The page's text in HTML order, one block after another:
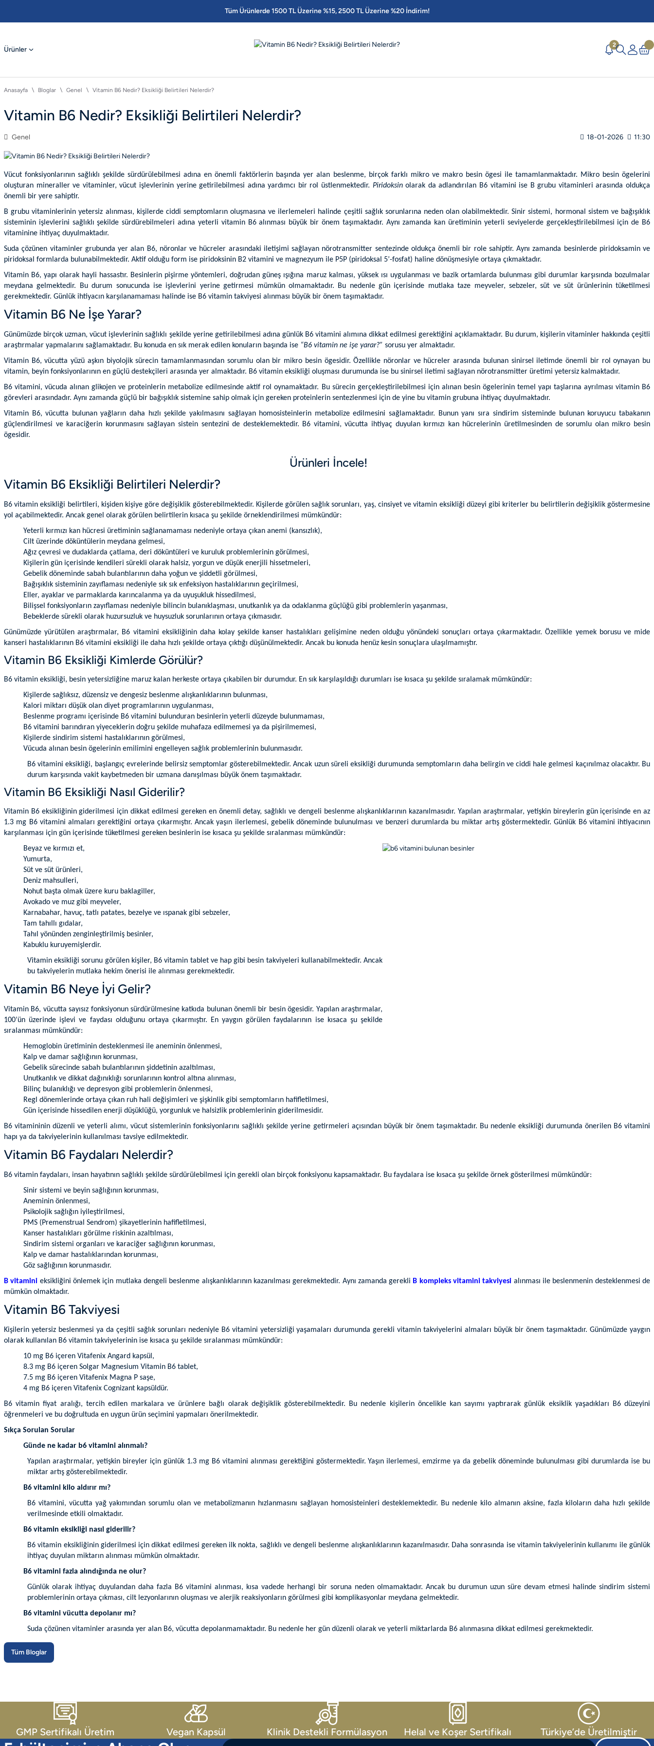
Tüm Ürünlerde 1500 TL Üzerine %15, 2500 TL Üzerine %20 İndirim!
Ürünler
2
Anasayfa Bloglar Genel Vitamin B6 Nedir? Eksikliği Belirtileri Nelerdir?
Vitamin B6 Nedir? Eksikliği Belirtileri Nelerdir?
Genel 18-01-2026 11:30
Vücut fonksiyonlarının sağlıklı şekilde sürdürülebilmesi adına en önemli faktörlerin başında yer alan beslenme, birçok farklı mikro ve makro besin ögesi ile tamamlanmaktadır. Mikro besin ögelerini
oluşturan mineraller ve vitaminler, vücut işlevlerinin yerine getirilebilmesi adına yardımcı bir rol üstlenmektedir. Piridoksinolarak da adlandırılan B6 vitamini ise B grubu vitaminleri arasında oldukça
önemli bir yere sahiptir.
B grubu vitaminlerinin yetersiz alınması, kişilerde ciddi semptomların oluşmasına ve ilerlemeleri halinde çeşitli sağlık sorunlarına neden olan olabilmektedir. Sinir sistemi, hormonal sistem ve bağışıklık
sisteminin işlevlerini sağlıklı şekilde sürdürebilmeleri adına yeterli vitamin B6 alınması büyük bir önem taşımaktadır. Aynı zamanda kan üretiminin yeterli seviyelerde gerçekleştirilebilmesi için de B6
vitaminine ihtiyaç duyulmaktadır.
Suda çözünen vitaminler grubunda yer alan B6, nöronlar ve hücreler arasındaki iletişimi sağlayan nörotransmitter sentezinde oldukça önemli bir role sahiptir. Aynı zamanda besinlerde piridoksamin ve
piridoksal formlarda bulunabilmektedir. Aktif olduğu form ise piridoksinin B2 vitamini ve magnezyum ile P5P (piridoksal 5’-fosfat) haline dönüşmesiyle ortaya çıkmaktadır.
Vitamin B6, yapı olarak hayli hassastır. Besinlerin pişirme yöntemleri, doğrudan güneş ışığına maruz kalması, yüksek ısı uygulanması ve bazik ortamlarda bulunması gibi durumlar karşısında bozulmalar
meydana gelmektedir. Bu durum sonucunda ise işlevlerini yerine getirmesi mümkün olmamaktadır. Bu nedenle gün içerisinde mutlaka taze meyveler, sebzeler, süt ve süt ürünlerinin tüketilmesi
gerekmektedir. Günlük ihtiyacın karşılanamaması halinde ise B6 vitamin takviyesi alınması büyük bir önem taşımaktadır.
Vitamin B6 Ne İşe Yarar?
Günümüzde birçok uzman, vücut işlevlerinin sağlıklı şekilde yerine getirilebilmesi adına günlük B6 vitamini alımına dikkat edilmesi gerektiğini açıklamaktadır. Bu durum, kişilerin vitaminler hakkında çeşitli
araştırmalar yapmalarını sağlamaktadır. Bu konuda en sık merak edilen konuların başında ise “B6 vitamin ne işe yarar?” sorusu yer almaktadır.
Vitamin B6, vücutta yüzü aşkın biyolojik sürecin tamamlanmasından sorumlu olan bir mikro besin ögesidir. Özellikle nöronlar ve hücreler arasında bulunan sinirsel iletimde önemli bir rol oynayan bu
vitamin, beyin fonksiyonlarının en güçlü destekçileri arasında yer almaktadır. B6 vitamin eksikliği oluşması durumunda ise bu sinirsel iletimi sağlayan nörotransmitter üretimi yetersiz kalmaktadır.
B6 vitamini, vücuda alınan glikojen ve proteinlerin metabolize edilmesinde aktif rol oynamaktadır. Bu sürecin gerçekleştirilebilmesi için alınan besin ögelerinin temel yapı taşlarına ayrılması vitamin B6
görevleri arasındadır. Aynı zamanda güçlü bir bağışıklık sistemine sahip olmak için gereken proteinlerin sentezlenmesi için de yine bu vitamin grubuna ihtiyaç duyulmaktadır.
Vitamin B6, vücutta bulunan yağların daha hızlı şekilde yakılmasını sağlayan homosisteinlerin metabolize edilmesini sağlamaktadır. Bunun yanı sıra sindirim sisteminde bulunan koruyucu tabakanın
güçlendirilmesi ve karaciğerin korunmasını sağlayan sistein sentezini de desteklemektedir. B6 vitamini, vücutta ihtiyaç duyulan kırmızı kan hücrelerinin üretilmesinden de sorumlu olan mikro besin
ögesidir.
Ürünleri İncele!
Vitamin B6 Eksikliği Belirtileri Nelerdir?
B6 vitamin eksikliği belirtileri, kişiden kişiye göre değişiklik gösterebilmektedir. Kişilerde görülen sağlık sorunları, yaş, cinsiyet ve vitamin eksikliği düzeyi gibi kriterler bu belirtilerin değişiklik göstermesine
yol açabilmektedir. Ancak genel olarak görülen belirtilerin kısaca şu şekilde örneklendirilmesi mümkündür:
Yeterli kırmızı kan hücresi üretiminin sağlanamaması nedeniyle ortaya çıkan anemi (kansızlık),
Cilt üzerinde döküntülerin meydana gelmesi,
Ağız çevresi ve dudaklarda çatlama, deri döküntüleri ve kuruluk problemlerinin görülmesi,
Kişilerin gün içerisinde kendileri sürekli olarak halsiz, yorgun ve düşük enerjili hissetmeleri,
Gebelik döneminde sabah bulantılarının daha yoğun ve şiddetli görülmesi,
Bağışıklık sisteminin zayıflaması nedeniyle sık sık enfeksiyon hastalıklarının geçirilmesi,
Eller, ayaklar ve parmaklarda karıncalanma ya da uyuşukluk hissedilmesi,
Bilişsel fonksiyonların zayıflaması nedeniyle bilincin bulanıklaşması, unutkanlık ya da odaklanma güçlüğü gibi problemlerin yaşanması,
Bebeklerde sürekli olarak huzursuzluk ve huysuzluk sorunlarının ortaya çıkmasıdır.
Günümüzde yürütülen araştırmalar, B6 vitamini eksikliğinin daha kolay şekilde kanser hastalıkları gelişimine neden olduğu yönündeki sonuçları ortaya çıkarmaktadır. Özellikle yemek borusu ve mide
kanseri hastalıklarının B6 vitamini eksikliği ile daha hızlı şekilde ortaya çıktığı düşünülmektedir. Ancak bu konuda henüz kesin sonuçlara ulaşılmamıştır.
Vitamin B6 Eksikliği Kimlerde Görülür?
B6 vitamin eksikliği, besin yetersizliğine maruz kalan herkeste ortaya çıkabilen bir durumdur. En sık karşılaşıldığı durumları ise kısaca şu şekilde sıralamak mümkündür:
Kişilerde sağlıksız, düzensiz ve dengesiz beslenme alışkanlıklarının bulunması,
Kalori miktarı düşük olan diyet programlarının uygulanması,
Beslenme programı içerisinde B6 vitamini bulunduran besinlerin yeterli düzeyde bulunmaması,
B6 vitamini barındıran yiyeceklerin doğru şekilde muhafaza edilmemesi ya da pişirilmemesi,
Kişilerde sindirim sistemi hastalıklarının görülmesi,
Vücuda alınan besin ögelerinin emilimini engelleyen sağlık problemlerinin bulunmasıdır.
B6 vitamini eksikliği, başlangıç evrelerinde belirsiz semptomlar gösterebilmektedir. Ancak uzun süreli eksikliği durumunda semptomların daha belirgin ve ciddi hale gelmesi kaçınılmaz olacaktır. Bu
durum karşısında vakit kaybetmeden bir uzmana danışılması büyük önem taşımaktadır.
Vitamin B6 Eksikliği Nasıl Giderilir?
Vitamin B6 eksikliğinin giderilmesi için dikkat edilmesi gereken en önemli detay, sağlıklı ve dengeli beslenme alışkanlıklarının kazanılmasıdır. Yapılan araştırmalar, yetişkin bireylerin gün içerisinde en az
1.3 mg B6 vitamini almaları gerektiğini ortaya çıkarmıştır. Ancak yaşın ilerlemesi, gebelik döneminde bulunulması ve benzeri durumlarda bu miktar artış göstermektedir. Günlük B6 vitamini ihtiyacının
karşılanması için gün içerisinde tüketilmesi gereken besinlerin ise kısaca şu şekilde sıralanması mümkündür:
Beyaz ve kırmızı et,
Yumurta,
Süt ve süt ürünleri,
Deniz mahsulleri,
Nohut başta olmak üzere kuru baklagiller,
Avokado ve muz gibi meyveler,
Karnabahar, havuç, tatlı patates, bezelye ve ıspanak gibi sebzeler,
Tam tahıllı gıdalar,
Tahıl yönünden zenginleştirilmiş besinler,
Kabuklu kuruyemişlerdir.
Vitamin eksikliği sorunu görülen kişiler, B6 vitamin tablet ve hap gibi besin takviyeleri kullanabilmektedir. Ancak
bu takviyelerin mutlaka hekim önerisi ile alınması gerekmektedir.
Vitamin B6 Neye İyi Gelir?
Vitamin B6, vücutta sayısız fonksiyonun sürdürülmesine katkıda bulunan önemli bir besin ögesidir. Yapılan araştırmalar,
100’ün üzerinde işlevi ve faydası olduğunu ortaya çıkarmıştır. En yaygın görülen faydalarının ise kısaca şu şekilde
sıralanması mümkündür:
Hemoglobin üretiminin desteklenmesi ile aneminin önlenmesi,
Kalp ve damar sağlığının korunması,
Gebelik sürecinde sabah bulantılarının şiddetinin azaltılması,
Unutkanlık ve dikkat dağınıklığı sorunlarının kontrol altına alınması,
Bilinç bulanıklığı ve depresyon gibi problemlerin önlenmesi,
Regl dönemlerinde ortaya çıkan ruh hali değişimleri ve şişkinlik gibi semptomların hafifletilmesi,
Gün içerisinde hissedilen enerji düşüklüğü, yorgunluk ve halsizlik problemlerinin giderilmesidir.
B6 vitamininin düzenli ve yeterli alımı, vücut sistemlerinin fonksiyonlarını sağlıklı şekilde yerine getirmeleri açısından büyük bir önem taşımaktadır. Bu nedenle eksikliği durumunda önerilen B6 vitamini
hapı ya da takviyelerinin kullanılması tavsiye edilmektedir.
Vitamin B6 Faydaları Nelerdir?
B6 vitamin faydaları, insan hayatının sağlıklı şekilde sürdürülebilmesi için gerekli olan birçok fonksiyonu kapsamaktadır. Bu faydalara ise kısaca şu şekilde örnek gösterilmesi mümkündür:
Sinir sistemi ve beyin sağlığının korunması,
Aneminin önlenmesi,
Psikolojik sağlığın iyileştirilmesi,
PMS (Premenstrual Sendrom) şikayetlerinin hafifletilmesi,
Kanser hastalıkları görülme riskinin azaltılması,
Sindirim sistemi organları ve karaciğer sağlığının korunması,
Kalp ve damar hastalıklarından korunması,
Göz sağlığının korunmasıdır.
B vitamini eksikliğini önlemek için mutlaka dengeli beslenme alışkanlıklarının kazanılması gerekmektedir. Aynı zamanda gerekli B kompleks vitamini takviyesi alınması ile beslenmenin desteklenmesi de
mümkün olmaktadır.
Vitamin B6 Takviyesi
Kişilerin yetersiz beslenmesi ya da çeşitli sağlık sorunları nedeniyle B6 vitamini yetersizliği yaşamaları durumunda gerekli vitamin takviyelerini almaları büyük bir önem taşımaktadır. Günümüzde yaygın
olarak kullanılan B6 vitamin takviyelerinin ise kısaca şu şekilde sıralanması mümkündür:
10 mg B6 içeren Vitafenix Angard kapsül ,
8.3 mg B6 içeren Solgar Magnesium Vitamin B6 tablet,
7.5 mg B6 içeren Vitafenix Magna P saşe,
4 mg B6 içeren Vitafenix Cognizant kapsüldür.
B6 vitamin fiyat aralığı, tercih edilen markalara ve ürünlere bağlı olarak değişiklik gösterebilmektedir. Bu nedenle kişilerin öncelikle kan sayımı yaptırarak günlük eksiklik yaşadıkları B6 düzeyini
öğrenmeleri ve bu doğrultuda en uygun ürün seçimini yapmaları önerilmektedir.
Sıkça Sorulan Sorular
Günde ne kadar b6 vitamini alınmalı?
Yapılan araştırmalar, yetişkin bireyler için günlük 1.3 mg B6 vitamini alınması gerektiğini göstermektedir. Yaşın ilerlemesi, emzirme ya da gebelik döneminde bulunulması gibi durumlarda ise bu
miktar artış gösterebilmektedir.
B6 vitamini kilo aldırır mı?
B6 vitamini, vücutta yağ yakımından sorumlu olan ve metabolizmanın hızlanmasını sağlayan homosisteinleri desteklemektedir. Bu nedenle kilo almanın aksine, fazla kiloların daha hızlı şekilde
verilmesinde etkili olmaktadır.
B6 vitamin eksikliği nasıl giderilir?
B6 vitamin eksikliğinin giderilmesi için dikkat edilmesi gereken ilk nokta, sağlıklı ve dengeli beslenme alışkanlıklarının kazanılmasıdır. Daha sonrasında ise vitamin takviyelerinin kullanımı ile günlük
ihtiyaç duyulan miktarın alınması mümkün olmaktadır.
B6 vitamini fazla alındığında ne olur?
Günlük olarak ihtiyaç duyulandan daha fazla B6 vitamini alınması, kısa vadede herhangi bir soruna neden olmamaktadır. Ancak bu durumun uzun süre devam etmesi halinde sindirim sistemi
problemlerinin ortaya çıkması, cilt lezyonlarının oluşması ve alerjik reaksiyonların görülmesi gibi komplikasyonlar meydana gelmektedir.
B6 vitamini vücutta depolanır mı?
Suda çözünen vitaminler arasında yer alan B6, vücutta depolanmamaktadır. Bu nedenle her gün düzenli olarak ve yeterli miktarlarda B6 alınmasına dikkat edilmesi gerekmektedir.
Tüm Bloglar
GMP Sertifikalı Üretim Vegan Kapsül Klinik Destekli Formülasyon Helal ve Koşer Sertifikalı Türkiye’de Üretilmiştir